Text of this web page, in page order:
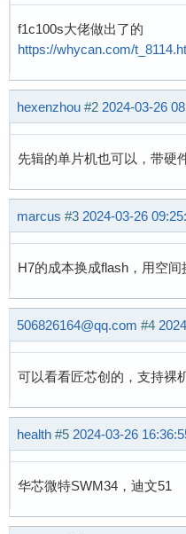
f1c100s大佬做出了的
https://whycan.com/
hexenzhou #2 2024-03-26
先辑的单片机也可以，带硬
marcus #3 2024-03-26
H7的成本换成flash，用空间
506826164@qq.com #4
可以看看匠芯创的，支持裸
health #5 2024-03-26
华芯微特SWM34，迪文51